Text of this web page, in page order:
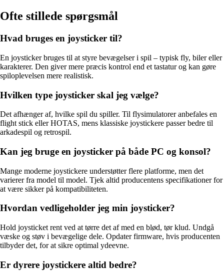
Ofte stillede spørgsmål
Hvad bruges en joysticker til?
En joysticker bruges til at styre bevægelser i spil – typisk fly, biler eller
karakterer. Den giver mere præcis kontrol end et tastatur og kan gøre
spiloplevelsen mere realistisk.
Hvilken type joysticker skal jeg vælge?
Det afhænger af, hvilke spil du spiller. Til flysimulatorer anbefales en
flight stick eller HOTAS, mens klassiske joystickere passer bedre til
arkadespil og retrospil.
Kan jeg bruge en joysticker på både PC og konsol?
Mange moderne joystickere understøtter flere platforme, men det
varierer fra model til model. Tjek altid producentens specifikationer for
at være sikker på kompatibiliteten.
Hvordan vedligeholder jeg min joysticker?
Hold joysticket rent ved at tørre det af med en blød, tør klud. Undgå
væske og støv i bevægelige dele. Opdater firmware, hvis producenten
tilbyder det, for at sikre optimal ydeevne.
Er dyrere joystickere altid bedre?